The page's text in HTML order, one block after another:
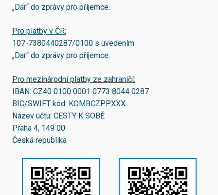
„Dar“ do zprávy pro příjemce.
Pro platby v ČR:
107-7380440287/0100 s uvedením
„Dar“ do zprávy pro příjemce.
Pro mezinárodní platby ze zahraničí:
IBAN: CZ40 0100 0001 0773 8044 0287
BIC/SWIFT kód: KOMBCZPPXXX
Název účtu: CESTY K SOBĚ
Praha 4, 149 00
Česká republika